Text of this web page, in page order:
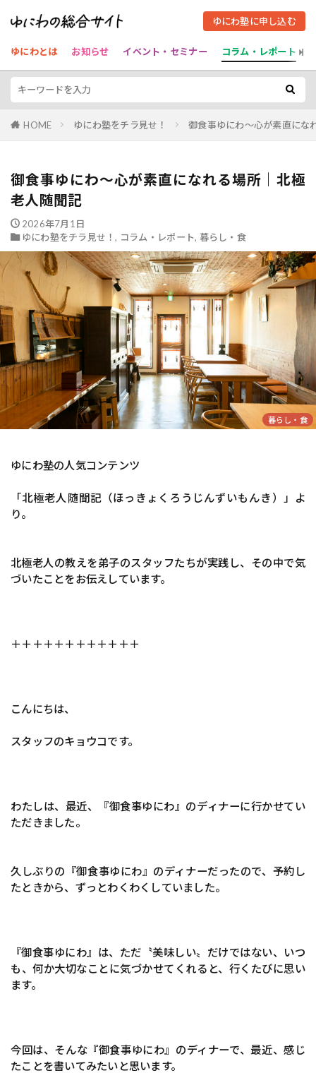
ゆにわ塾に申し込む
ゆにわとは お知らせ イベント・セミナー コラム・レポート
HOME ゆにわ塾をチラ見せ！ 御食事ゆにわ～心が素直にな
御食事ゆにわ～心が素直になれる場所｜北極
老人随聞記
2026年7月1日
ゆにわ塾をチラ見せ！, コラム・レポート, 暮らし・食
暮らし・食
ゆにわ塾の人気コンテンツ
「北極老人随聞記（ほっきょくろうじんずいもんき）」よ
り。
北極老人の教えを弟子のスタッフたちが実践し、その中で気
づいたことをお伝えしています。
＋＋＋＋＋＋＋＋＋＋＋＋
こんにちは、
スタッフのキョウコです。
わたしは、最近、『御食事ゆにわ』のディナーに行かせてい
ただきました。
久しぶりの『御食事ゆにわ』のディナーだったので、予約し
たときから、ずっとわくわくしていました。
『御食事ゆにわ』は、ただ〝美味しい〟だけではない、いつ
も、何か大切なことに気づかせてくれると、行くたびに思い
ます。
今回は、そんな『御食事ゆにわ』のディナーで、最近、感じ
たことを書いてみたいと思います。